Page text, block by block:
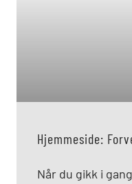
Hjemmeside:
Når du gikk i